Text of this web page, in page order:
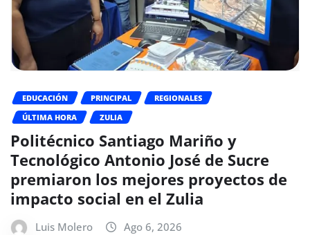
EDUCACIÓN PRINCIPAL
REGIONALES
ÚLTIMA HORA
ZULIA
Politécnico Santiago Mariño y
Tecnológico Antonio José de Sucre
premiaron los mejores proyectos de
impacto social en el Zulia
Luis Molero Ago 6, 2026